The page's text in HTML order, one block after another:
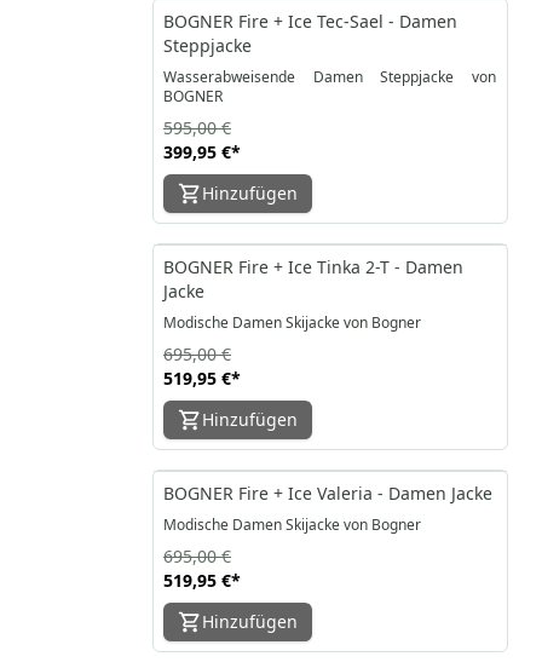
-33%
BOGNER Fire + Ice Tec-Sael - Damen
Steppjacke
Wasserabweisende Damen Steppjacke von
BOGNER
399,95 €*
595,00 €
Hinzufügen
-25%
BOGNER Fire + Ice Tinka 2-T - Damen
Jacke
Modische Damen Skijacke von Bogner
519,95 €*
695,00 €
Hinzufügen
-25%
BOGNER Fire + Ice Valeria - Damen Jacke
Modische Damen Skijacke von Bogner
519,95 €*
695,00 €
Hinzufügen